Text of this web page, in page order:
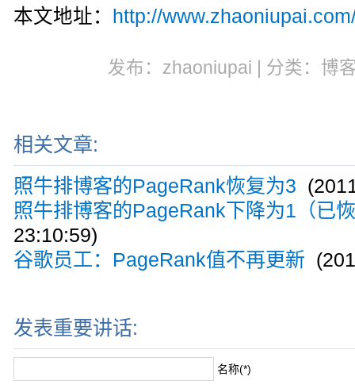
本文地址：
http://
发布：zhaoniupai | 分类：博
相关文章:
照牛排博客的PageRank恢复为3
照牛排博客的PageRank下降为1（已
23:10:59)
谷歌员工：PageRank值不再更新
发表重要讲话:
名称(*)